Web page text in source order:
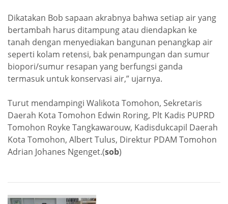
Dikatakan Bob sapaan akrabnya bahwa setiap air yang
bertambah harus ditampung atau diendapkan ke
tanah dengan menyediakan bangunan penangkap air
seperti kolam retensi, bak penampungan dan sumur
biopori/sumur resapan yang berfungsi ganda
termasuk untuk konservasi air,” ujarnya.
Turut mendampingi Walikota Tomohon, Sekretaris
Daerah Kota Tomohon Edwin Roring, Plt Kadis PUPRD
Tomohon Royke Tangkawarouw, Kadisdukcapil Daerah
Kota Tomohon, Albert Tulus, Direktur PDAM Tomohon
Adrian Johanes Ngenget.(sob)